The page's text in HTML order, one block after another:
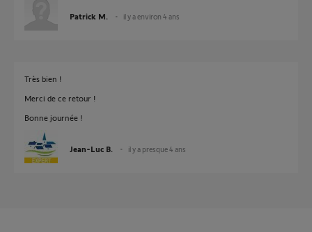
Patrick M. il y a environ 4 ans
Très bien !
Merci de ce retour !
Bonne journée !
Jean-Luc B. il y a presque 4 ans